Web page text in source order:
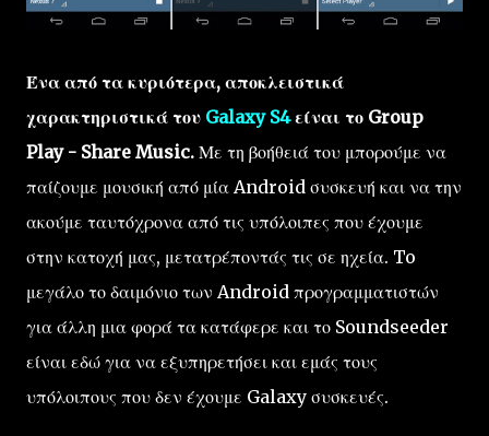
Ένα από τα κυριότερα, αποκλειστικά
χαρακτηριστικά του Galaxy S4είναι το Group
Play - Share Music. Με τη βοήθειά του μπορούμε να
παίζουμε μουσική από μία Android συσκευή και να την
ακούμε ταυτόχρονα από τις υπόλοιπες που έχουμε
στην κατοχή μας, μετατρέποντάς τις σε ηχεία. To
μεγάλο το δαιμόνιο των Android προγραμματιστών
για άλλη μια φορά τα κατάφερε και το Soundseeder
είναι εδώ για να εξυπηρετήσει και εμάς τους
υπόλοιπους που δεν έχουμε Galaxy συσκευές.